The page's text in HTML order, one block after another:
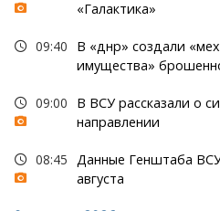
«Галактика»
09:40
В «днр» создали
имущества»
09:00
В ВСУ рассказали о
направлении
08:45 Данные Генштаба
августа